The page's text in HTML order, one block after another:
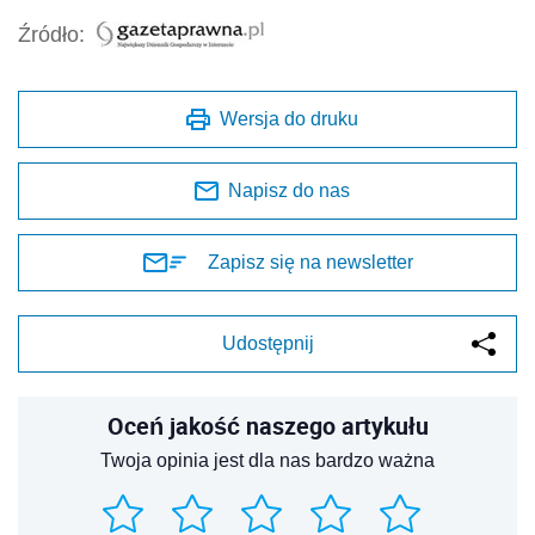
Źródło:
Wersja do druku
Napisz do nas
Zapisz się na newsletter
Udostępnij
Oceń jakość naszego artykułu
Twoja opinia jest dla nas bardzo ważna